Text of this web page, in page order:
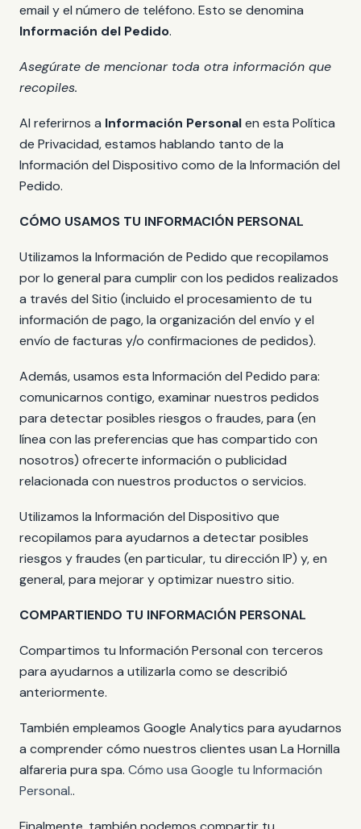
email y el número de teléfono. Esto se denomina
Información del Pedido.
Asegúrate de mencionar toda otra información que
recopiles.
Al referirnos a Información Personalen esta Política
de Privacidad, estamos hablando tanto de la
Información del Dispositivo como de la Información del
Pedido.
CÓMO USAMOS TU INFORMACIÓN PERSONAL
Utilizamos la Información de Pedido que recopilamos
por lo general para cumplir con los pedidos realizados
a través del Sitio (incluido el procesamiento de tu
información de pago, la organización del envío y el
envío de facturas y/o confirmaciones de pedidos).
Además, usamos esta Información del Pedido para:
comunicarnos contigo, examinar nuestros pedidos
para detectar posibles riesgos o fraudes, para (en
línea con las preferencias que has compartido con
nosotros) ofrecerte información o publicidad
relacionada con nuestros productos o servicios.
Utilizamos la Información del Dispositivo que
recopilamos para ayudarnos a detectar posibles
riesgos y fraudes (en particular, tu dirección IP) y, en
general, para mejorar y optimizar nuestro sitio.
COMPARTIENDO TU INFORMACIÓN PERSONAL
Compartimos tu Información Personal con terceros
para ayudarnos a utilizarla como se describió
anteriormente.
También empleamos Google Analytics para ayudarnos
a comprender cómo nuestros clientes usan La Hornilla
alfareria pura spa. Cómo usa Google tu Información
Personal..